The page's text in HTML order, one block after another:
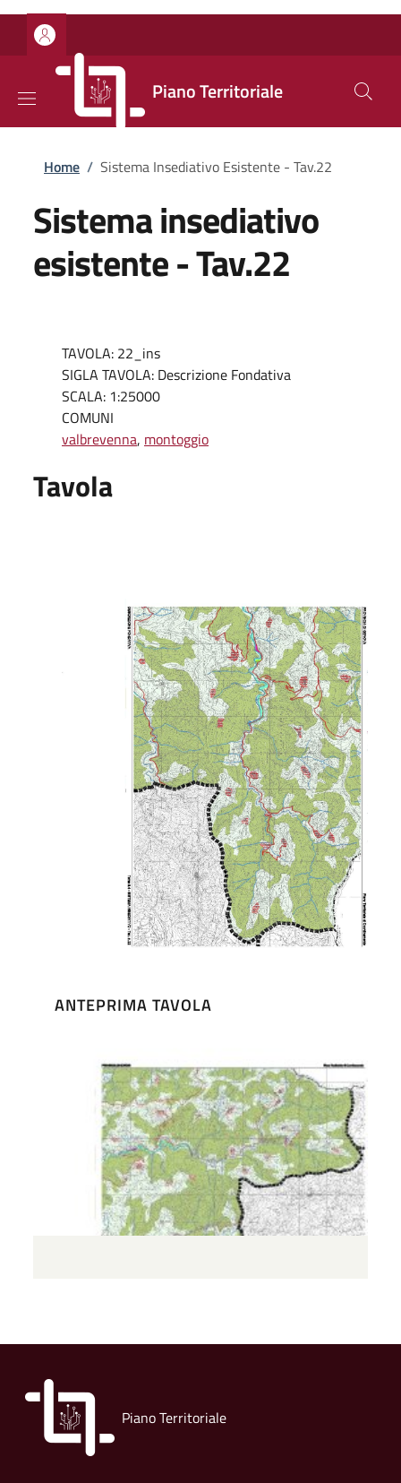
Salta al contenuto principale
Skip to footer content
Piano Territoriale
Briciole di pane
Home / Sistema Insediativo Esistente - Tav.22
Sistema insediativo
esistente - Tav.22
TAVOLA: 22_ins
SIGLA TAVOLA: Descrizione Fondativa
SCALA: 1:25000
COMUNI
valbrevenna, montoggio
Tavola
ANTEPRIMA TAVOLA
Piano Territoriale